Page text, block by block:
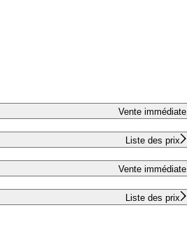
Vente immédiate
Liste des prix
Vente immédiate
Liste des prix